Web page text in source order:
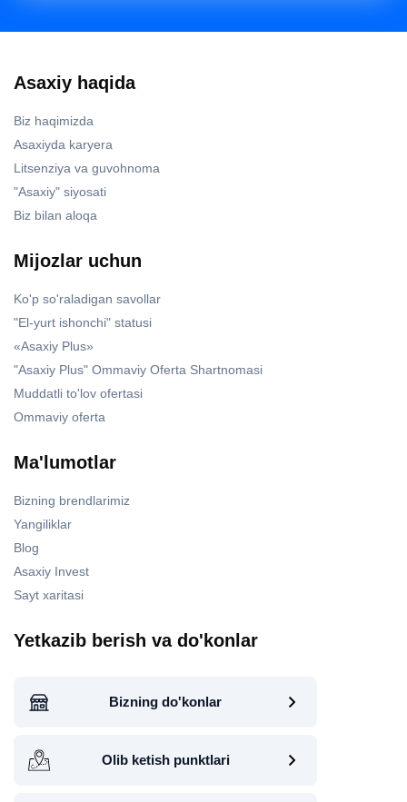
Asaxiy haqida
Biz haqimizda
Asaxiyda karyera
Litsenziya va guvohnoma
"Asaxiy" siyosati
Biz bilan aloqa
Mijozlar uchun
Ko'p so'raladigan savollar
"El-yurt ishonchi" statusi
«Asaxiy Plus»
"Asaxiy Plus" Ommaviy Oferta Shartnomasi
Muddatli to'lov ofertasi
Ommaviy oferta
Ma'lumotlar
Bizning brendlarimiz
Yangiliklar
Blog
Asaxiy Invest
Sayt xaritasi
Yetkazib berish va do'konlar
Bizning do'konlar
Olib ketish punktlari